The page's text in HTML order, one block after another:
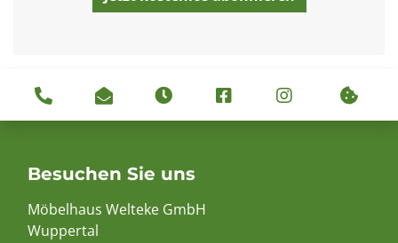
Besuchen Sie uns
Möbelhaus Welteke GmbH
Wuppertal